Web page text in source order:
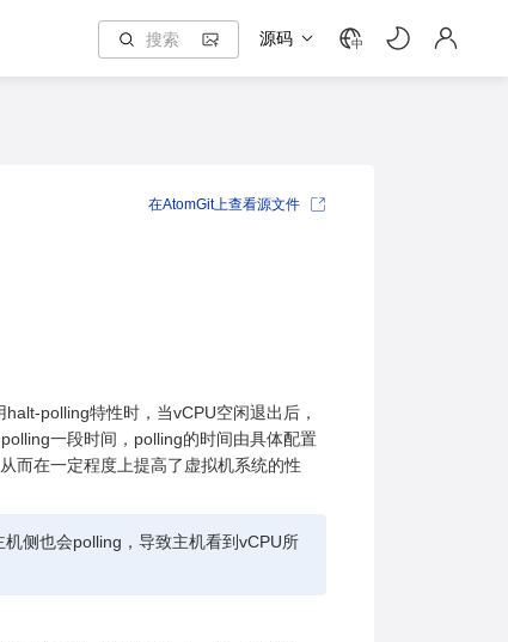
源码 中
polling特性时，当vCPU空闲退出后，
一段时间，polling的时间由具体配置
而在一定程度上提高了虚拟机系统的性
侧也会polling，导致主机看到vCPU所
在AtomGit上查看源文件